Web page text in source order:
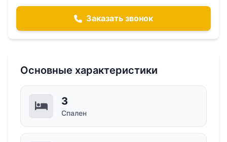
Заказать звонок
Основные характеристики
3
Спален